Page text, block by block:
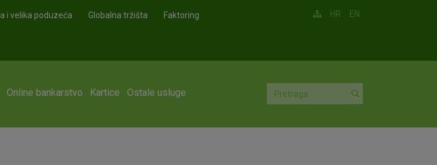
i velika poduzeća Globalna tržišta Faktoring HR EN
Online bankarstvo Kartice Ostale usluge